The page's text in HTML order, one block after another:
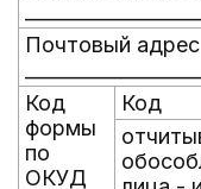
Почтовый адрес
Код
формы
по
ОКУД
Код